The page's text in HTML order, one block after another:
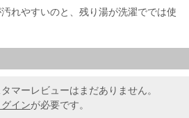
れやすいのと、残り湯が洗濯ででは使
マーレビューはまだありません。
グインが必要です。